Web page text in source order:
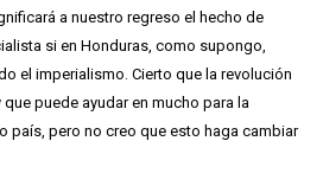
a nuestro regreso el hecho de
si en Honduras, como supongo,
el imperialismo. Cierto que la revolución
puede ayudar en mucho para la
país, pero no creo que esto haga cambiar